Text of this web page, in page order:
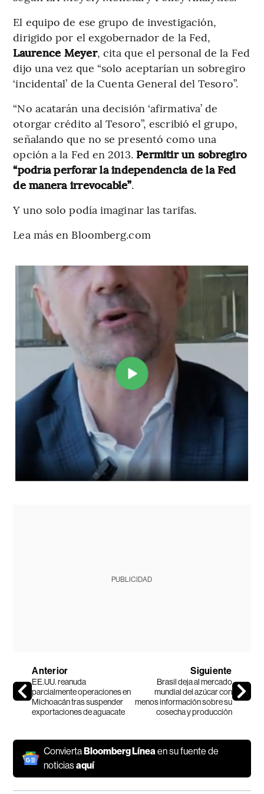
El equipo de ese grupo de investigación,
dirigido por el exgobernador de la Fed,
Laurence Meyer, cita que el personal de la Fed
dijo una vez que “solo aceptarían un sobregiro
‘incidental’ de la Cuenta General del Tesoro”.
“No acatarán una decisión ‘afirmativa’ de
otorgar crédito al Tesoro”, escribió el grupo,
señalando que no se presentó como una
opción a la Fed en 2013.Permitir un sobregiro
“podría perforar la independencia de la Fed
de manera irrevocable”.
Y uno solo podía imaginar las tarifas.
Lea más en Bloomberg.com
PUBLICIDAD
Anterior
EE.UU. reanuda
parcialmente operaciones en
Michoacán tras suspender
exportaciones de aguacate
Siguiente
Brasil deja al mercado
mundial del azúcar con
menos información sobre su
cosecha y producción
ConviertaBloomberg Línea en su fuente de
noticiasaquí